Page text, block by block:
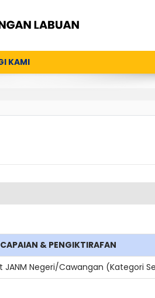
KAMI
& PENGIKTIRAFAN
Negeri/Cawangan (Kategori